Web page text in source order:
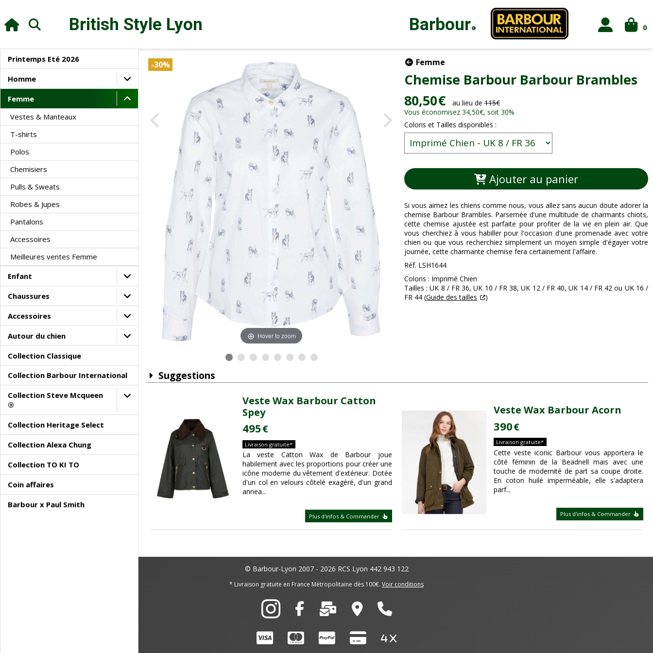
British Style Lyon Barbour® 0
Printemps Eté 2026
Homme
Femme
Vestes & Manteaux
T-shirts
Polos
Chemisiers
Pulls & Sweats
Robes & Jupes
Pantalons
Accessoires
Meilleures ventes Femme
Enfant
Chaussures
Accessoires
Autour du chien
Collection Classique
Collection Barbour International
Collection Steve Mcqueen
®
Collection Heritage Select
Collection Alexa Chung
Collection TO KI TO
Coin affaires
Barbour x Paul Smith
Hover to zoom
-30% Femme
Chemise Barbour Barbour Brambles
80,50€ au lieu de115€
Vous économisez 34,50€, soit 30%
Coloris et Tailles disponibles :
Ajouter au panier
Si vous aimez les chiens comme nous, vous allez sans aucun doute adorer la
chemise Barbour Brambles. Parsemée d'une multitude de charmants chiots,
cette chemise ajustée est parfaite pour profiter de la vie en plein air. Que
vous cherchiez à vous habiller pour l'occasion d'une promenade avec votre
chien ou que vous recherchiez simplement un moyen simple d'égayer votre
journée, cette charmante chemise fera certainement l'affaire.
Réf. LSH1644
Coloris : Imprimé Chien
Tailles : UK 8 / FR 36, UK 10 / FR 38, UK 12 / FR 40, UK 14 / FR 42 ou UK 16 /
FR 44 (Guide des tailles )
Suggestions
Veste Wax Barbour Catton
Spey
495€
Livraison gratuite*
La veste Catton Wax de Barbour joue
habilement avec les proportions pour créer une
icône moderne du vêtement d'extérieur. Dotée
d'un col en velours côtelé exagéré, d'un grand
annea...
Plus d'infos & Commander
Veste Wax Barbour Acorn
390€
Livraison gratuite*
Cette veste iconic Barbour vous apportera le
côté féminin de la Beadnell mais avec une
touche de modernité de part sa coupe droite.
En coton huilé imperméable, elle s'adaptera
parf...
Plus d'infos & Commander
© Barbour-Lyon 2007 - 2026 RCS Lyon 442 943 122
* Livraison gratuite en France Métropolitaine dès 100€. Voir conditions